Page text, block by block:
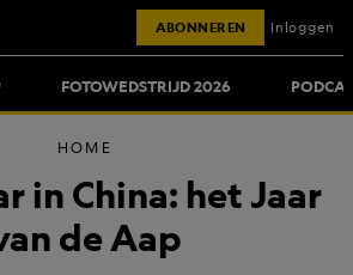
FOTOWEDSTRIJD 2026
ABONNEREN Inloggen
HOME
in China: het Jaar
de Aap